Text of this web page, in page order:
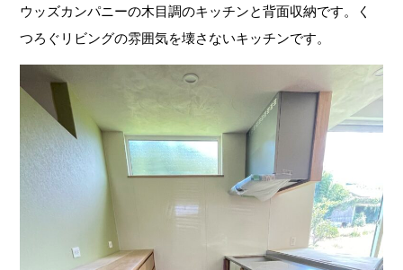
ウッズカンパニーの木目調のキッチンと背面収納です。く
つろぐリビングの雰囲気を壊さないキッチンです。